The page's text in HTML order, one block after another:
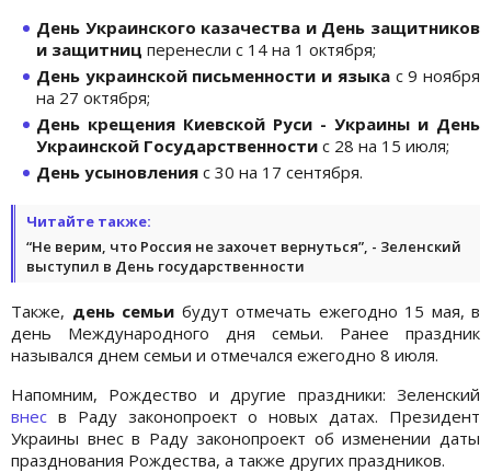
День Украинского казачества и День защитников
и защитниц перенесли с 14 на 1 октября;
День украинской письменности и языкас 9 ноября
на 27 октября;
День крещения Киевской Руси - Украины и День
Украинской Государственности с 28 на 15 июля;
День усыновления с 30 на 17 сентября.
Читайте также:
“Не верим, что Россия не захочет вернуться”, - Зеленский
выступил в День государственности
Также, день семьи будут отмечать ежегодно 15 мая, в
день Международного дня семьи. Ранее праздник
назывался днем семьи и отмечался ежегодно 8 июля.
Напомним, Рождество и другие праздники: Зеленский
внес в Раду законопроект о новых датах. Президент
Украины внес в Раду законопроект об изменении даты
празднования Рождества, а также других праздников.